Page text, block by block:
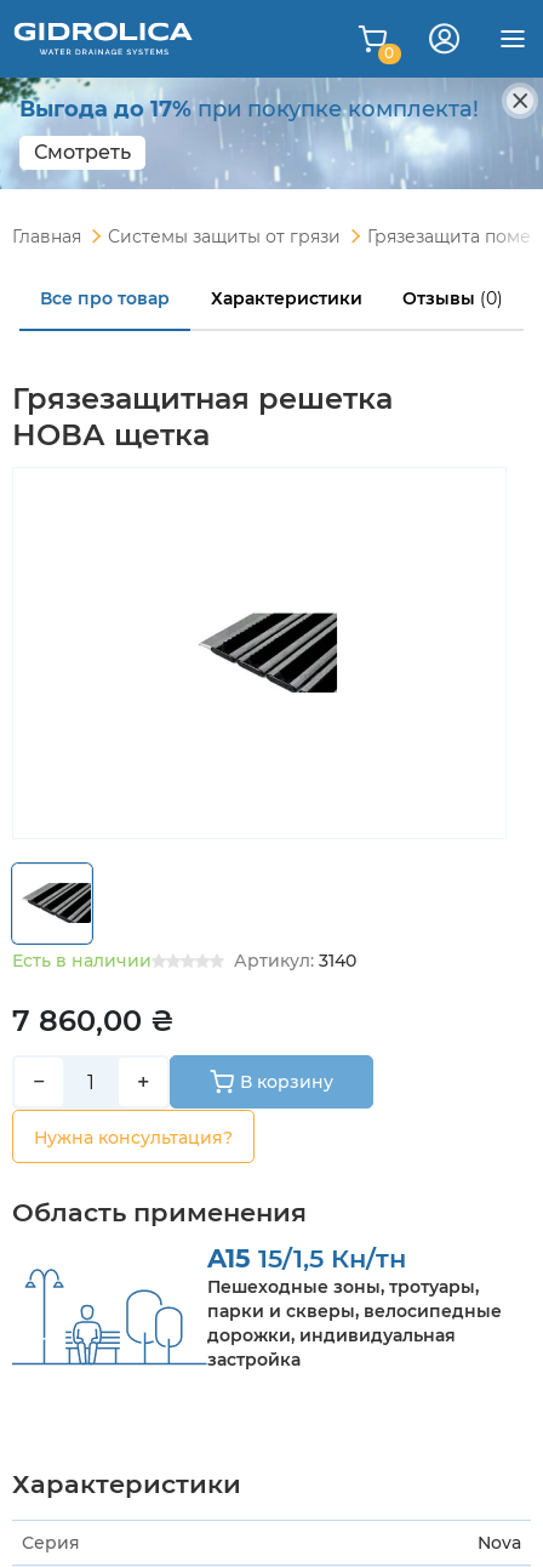
Выгода до 17%при покупке комплекта!
Смотреть
0
Главная Системы защиты от грязи Грязезащита
Все про товар Характеристики Отзывы (0)
Грязезащитная решетка
НОВА щетка
Есть в наличии Артикул: 3140
7 860,00 ₴
− + В корзину
Нужна консультация?
Область применения
A15 15/1,5 Кн/тн
Пешеходные зоны, тротуары,
парки и скверы, велосипедные
дорожки, индивидуальная
застройка
Характеристики
Серия Nova